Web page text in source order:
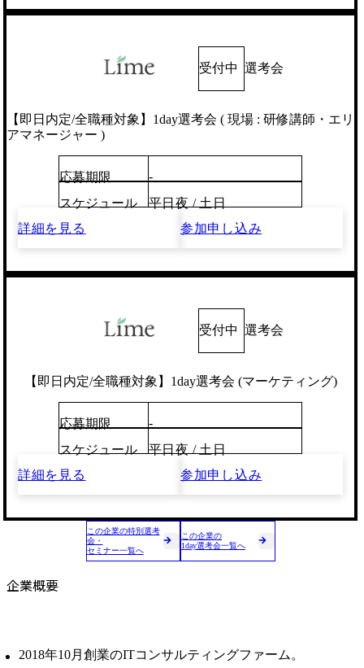
受付中 選考会
【即日内定/全職種対象】1day選考会 ( 現場 : 研修講師・エリ
アマネージャー )
応募期限
-
スケジュール
平日夜 / 土日
詳細を見る
参加申し込み
受付中 選考会
【即日内定/全職種対象】1day選考会 (マーケティング)
応募期限
-
スケジュール
平日夜 / 土日
詳細を見る
参加申し込み
この企業の特別選考
会・
セミナー一覧へ
この企業の
1day選考会一覧へ
企業概要
2018年10月創業のITコンサルティングファーム。